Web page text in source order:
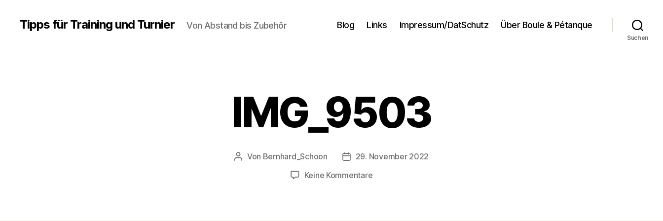
Tipps für Training und Turnier Von Abstand bis Zubehör Blog Links Impressum/DatSchutz Über Boule & Pétanque
Suchen
IMG_9503
Beitragsautor
Von Bernhard_Schoon Veröffentlichungsdatum
29. November 2022
Keine Kommentarezu